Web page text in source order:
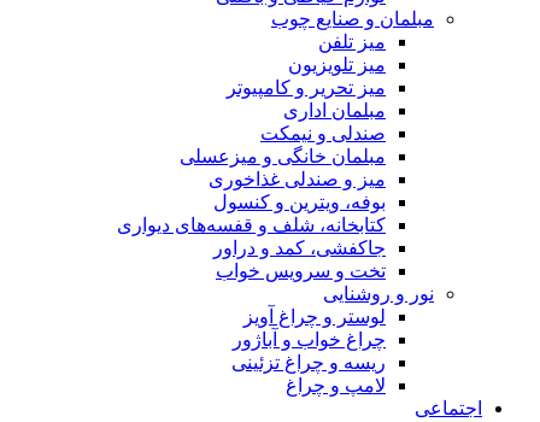
مبلمان و صنایع چوب
میز تلفن
میز تلویزیون
میز تحریر و کامپیوتر
مبلمان اداری
صندلی و نیمکت
مبلمان خانگی و میزعسلی
میز و صندلی غذاخوری
بوفه، ویترین و کنسول
کتابخانه، شلف و قفسه‌های دیواری
جاکفشی، کمد و دراور
تخت و سرویس خواب
نور و روشنایی
لوستر و چراغ آویز
چراغ خواب و آباژور
ریسه و چراغ تزئینی
لامپ و چراغ
اجتماعی